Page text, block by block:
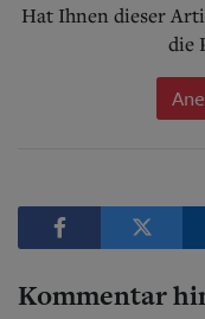
Hat Ihnen dieser
die
Kommentar